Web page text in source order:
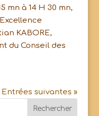
mn à 14 H 30 mn,
KABORE,
du Conseil des
Entrées suivantes »